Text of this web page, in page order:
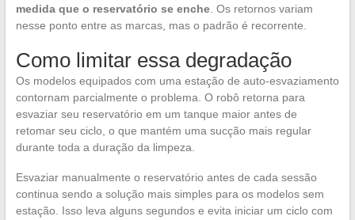
medida que o reservatório se enche. Os retornos variam
nesse ponto entre as marcas, mas o padrão é recorrente.
Como limitar essa degradação
Os modelos equipados com uma estação de auto-esvaziamento
contornam parcialmente o problema. O robô retorna para
esvaziar seu reservatório em um tanque maior antes de
retomar seu ciclo, o que mantém uma sucção mais regular
durante toda a duração da limpeza.
Esvaziar manualmente o reservatório antes de cada sessão
continua sendo a solução mais simples para os modelos sem
estação. Isso leva alguns segundos e evita iniciar um ciclo com